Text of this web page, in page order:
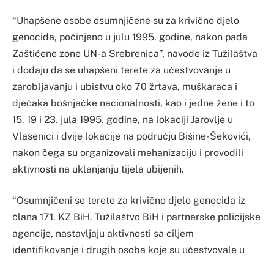
“Uhapšene osobe osumnjičene su za krivično djelo
genocida, počinjeno u julu 1995. godine, nakon pada
Zaštićene zone UN-a Srebrenica”, navode iz Tužilaštva
i dodaju da se uhapšeni terete za učestvovanje u
zarobljavanju i ubistvu oko 70 žrtava, muškaraca i
dječaka bošnjačke nacionalnosti, kao i jedne žene i to
15. 19 i 23. jula 1995. godine, na lokaciji Jarovlje u
Vlasenici i dvije lokacije na području Bišine-Šekovići,
nakon čega su organizovali mehanizaciju i provodili
aktivnosti na uklanjanju tijela ubijenih.
“Osumnjičeni se terete za krivično djelo genocida iz
člana 171. KZ BiH. Tužilaštvo BiH i partnerske policijske
agencije, nastavljaju aktivnosti sa ciljem
identifikovanje i drugih osoba koje su učestvovale u